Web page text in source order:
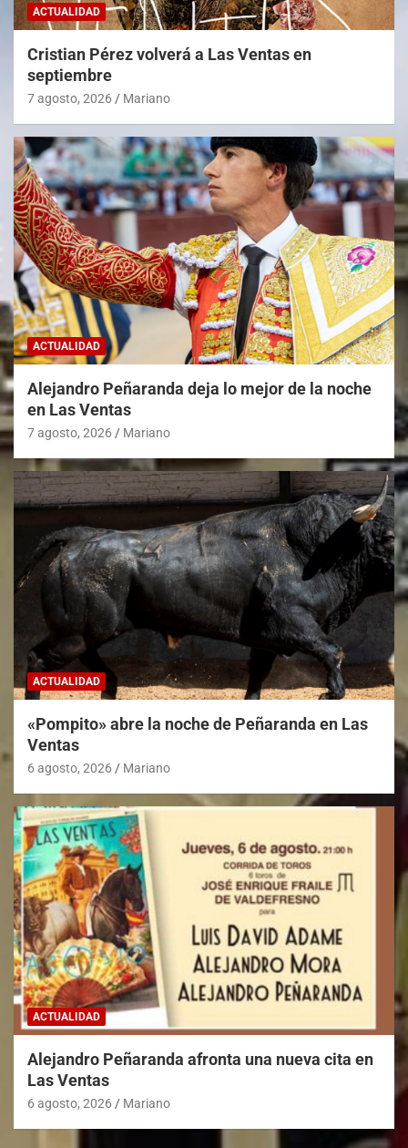
ACTUALIDAD
Cristian Pérez volverá a Las Ventas en
septiembre
7 agosto, 2026 Mariano
ACTUALIDAD
Alejandro Peñaranda deja lo mejor de la noche
en Las Ventas
7 agosto, 2026 Mariano
ACTUALIDAD
«Pompito» abre la noche de Peñaranda en Las
Ventas
6 agosto, 2026 Mariano
ACTUALIDAD
Alejandro Peñaranda afronta una nueva cita en
Las Ventas
6 agosto, 2026 Mariano